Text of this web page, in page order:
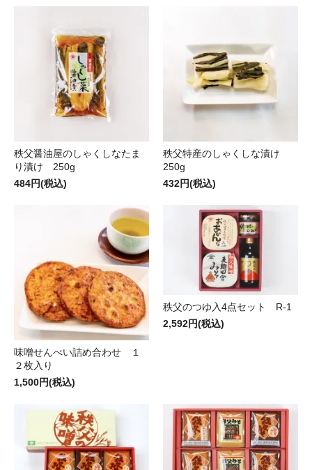
秩父醤油屋のしゃくしなたま
り漬け 250g
484円(税込)
秩父特産のしゃくしな漬け
250g
432円(税込)
味噌せんべい詰め合わせ １
２枚入り
1,500円(税込)
秩父のつゆ入4点セット R-1
2,592円(税込)